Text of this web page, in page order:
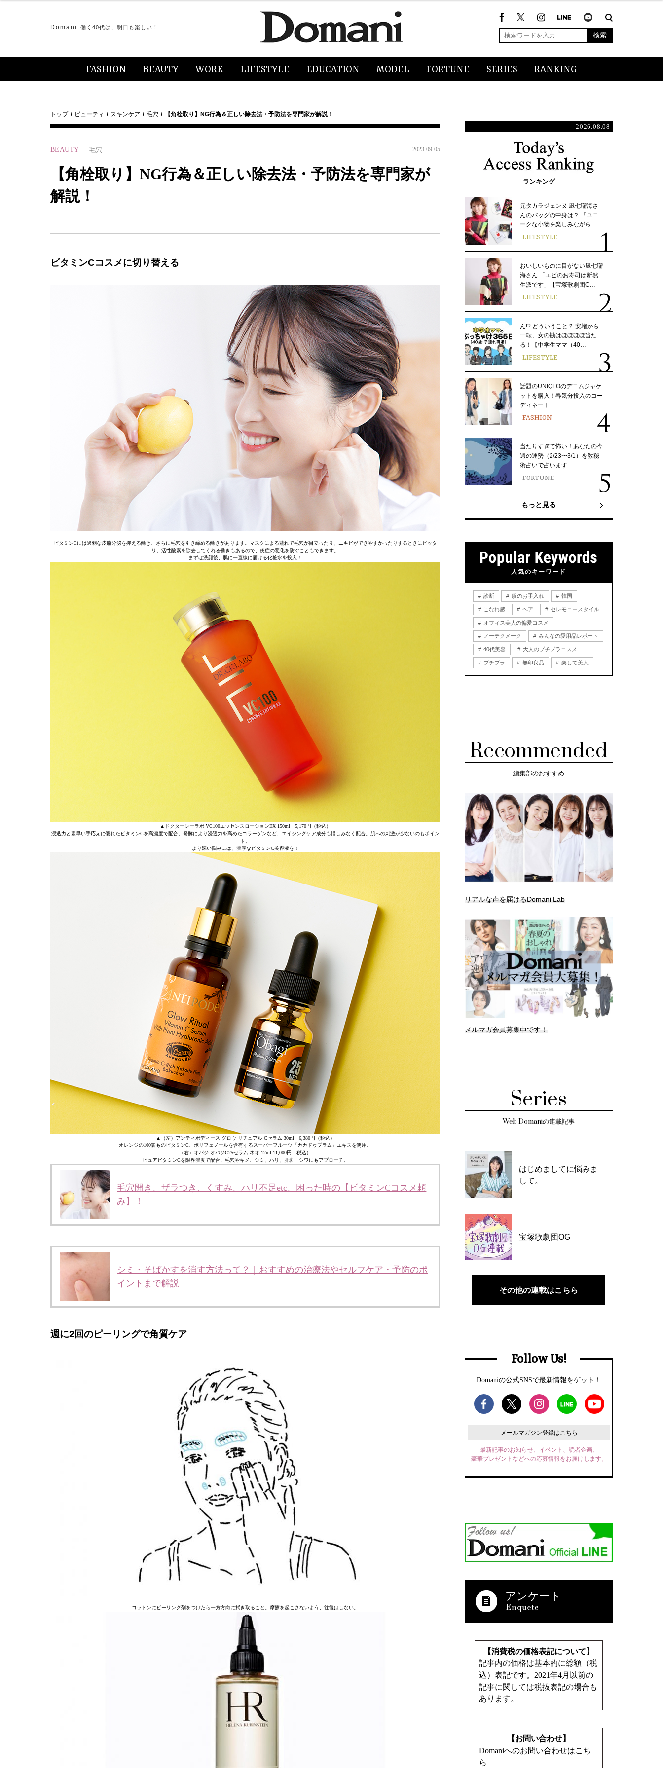
Domani 働く40代は、明日も楽しい！
検索
FASHION BEAUTY WORK LIFESTYLE EDUCATION MODEL FORTUNE SERIES RANKING
トップ ビューティ スキンケア 毛穴 【角栓取り】NG行為＆正しい除去法・予防法を専門家が解説！
BEAUTY 毛穴 2023.09.05
【角栓取り】NG行為＆正しい除去法・予防法を専門家が
解説！
ビタミンCコスメに切り替える
ビタミンCには過剰な皮脂分泌を抑える働き、さらに毛穴を引き締める働きがあります。マスクによる蒸れで毛穴が目立ったり、ニキビができやすかったりするときにピッタ
リ。活性酸素を除去してくれる働きもあるので、炎症の悪化を防ぐこともできます。
まずは洗顔後、肌に一直線に届ける化粧水を投入！
▲ドクターシーラボ VC100エッセンスローションEX 150ml 5,170円（税込）
浸透力と素早い手応えに優れたビタミンCを高濃度で配合。発酵により浸透力を高めたコラーゲンなど、エイジングケア成分も惜しみなく配合。肌への刺激が少ないのもポイン
ト。
より深い悩みには、濃厚なビタミンC美容液を！
▲（左）アンティポディース グロウ リチュアル Cセラム 30ml 6,380円（税込）
オレンジの100倍ものビタミンC、ポリフェノールを含有するスーパーフルーツ「カカドゥプラム」エキスを使用。
（右）オバジ オバジC25セラム ネオ 12ml 11,000円（税込）
ピュアビタミンCを限界濃度で配合。毛穴やキメ、シミ、ハリ、肝斑、シワにもアプローチ。
毛穴開き、ザラつき、くすみ、ハリ不足etc、困った時の【ビタミンCコスメ頼
み】！
シミ・そばかすを消す方法って？｜おすすめの治療法やセルフケア・予防のポ
イントまで解説
週に2回のピーリングで角質ケア
コットンにピーリング剤をつけたら一方方向に拭き取ること。摩擦を起こさないよう、往復はしない。
2026.08.08
ランキング
元タカラジェンヌ 凪七瑠海さ
んのバッグの中身は？ 「ユニ
ークな小物を楽しみながら…
LIFESTYLE
おいしいものに目がない凪七瑠
海さん 「エビのお寿司は断然
生派です」【宝塚歌劇団O…
LIFESTYLE
ん!? どういうこと？ 安堵から
一転、女の勘はほぼほぼ当た
る！【中学生ママ（40…
LIFESTYLE
話題のUNIQLOのデニムジャケ
ットを購入！春気分投入のコー
ディネート
FASHION
当たりすぎて怖い！あなたの今
週の運勢（2/23〜3/1）を数秘
術占いで占います
FORTUNE
もっと見る
人気のキーワード
診断 服のお手入れ 韓国
こなれ感 ヘア セレモニースタイル
オフィス美人の偏愛コスメ
ノーテクメーク みんなの愛用品レポート
40代美容 大人のプチプラコスメ
プチプラ 無印良品 楽して美人
Recommended
編集部のおすすめ
リアルな声を届けるDomani Lab
メルマガ会員募集中です！
Series
Web Domaniの連載記事
はじめましてに悩みま
して。
宝塚歌劇団OG
その他の連載はこちら
Follow Us!
Domaniの公式SNSで最新情報をゲット！
メールマガジン登録はこちら
最新記事のお知らせ、イベント、読者企画、
豪華プレゼントなどへの応募情報をお届けします。
アンケート
【消費税の価格表記について】
記事内の価格は基本的に総額（税
込）表記です。2021年4月以前の
記事に関しては税抜表記の場合も
あります。
【お問い合わせ】
Domaniへのお問い合わせはこち
ら